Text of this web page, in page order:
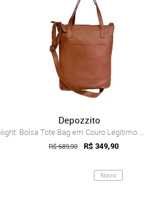
Depozzito
Bolsa Tote Bag em Couro Legítimo Caramel...
R$ 689,90 R$ 349,90
Novo